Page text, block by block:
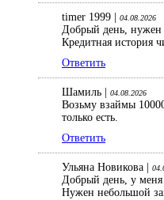
timer 1999 | 04.08.2026
Добрый день, нужен
Кредитная история
Ответить
Шамиль | 04.08.2026
Возьму взаймы
только есть.
Ответить
Ульяна Новикова |
Добрый день, у меня
Нужен небольшой